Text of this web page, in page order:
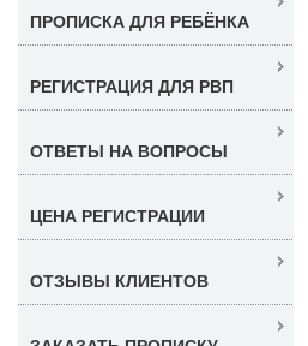
ПРОПИСКА ДЛЯ РЕБЁНКА
РЕГИСТРАЦИЯ ДЛЯ РВП
ОТВЕТЫ НА ВОПРОСЫ
ЦЕНА РЕГИСТРАЦИИ
ОТЗЫВЫ КЛИЕНТОВ